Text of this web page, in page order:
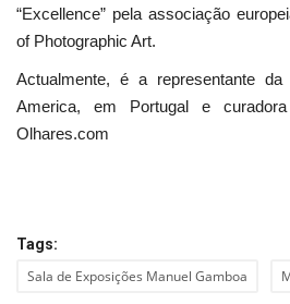
“Excellence” pela associação
of Photographic Art.
Actualmente, é a representante
America, em Portugal e
Olhares.com
Tags:
Sala de Exposições Manuel Gamboa